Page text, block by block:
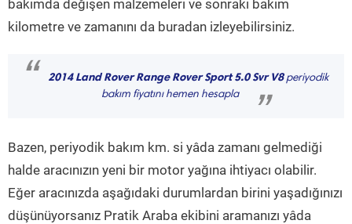
bakımda değişen malzemeleri ve sonraki bakım
kilometre ve zamanını da buradan izleyebilirsiniz.
“ 2014 Land Rover Range Rover Sport 5.0 Svr V8periyodik
bakım fiyatını hemen hesapla
”
Bazen, periyodik bakım km. si yâda zamanı gelmediği
halde aracınızın yeni bir motor yağına ihtiyacı olabilir.
Eğer aracınızda aşağıdaki durumlardan birini yaşadığınızı
düşünüyorsanız Pratik Araba ekibini aramanızı yâda